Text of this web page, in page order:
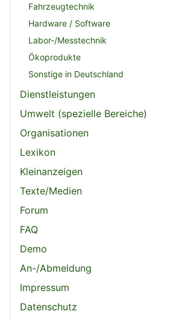
Fahrzeugtechnik
Hardware / Software
Labor-/Messtechnik
Ökoprodukte
Sonstige in Deutschland
Dienstleistungen
Umwelt (spezielle Bereiche)
Organisationen
Lexikon
Kleinanzeigen
Texte/Medien
Forum
FAQ
Demo
An-/Abmeldung
Impressum
Datenschutz